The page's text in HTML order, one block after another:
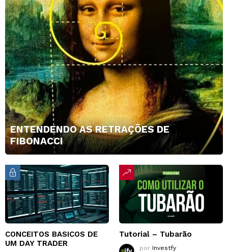
ENTENDENDO AS RETRAÇÕES DE
FIBONACCI
CONCEITOS BASICOS DE
UM DAY TRADER
Tutorial – Tubarão
por Investfy